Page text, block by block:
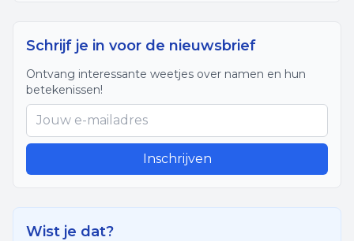
Schrijf je in voor de nieuwsbrief
Ontvang interessante weetjes over namen en hun
betekenissen!
Inschrijven
Wist je dat?